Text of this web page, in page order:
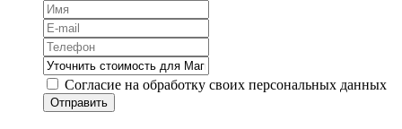
Согласие на обработку своих персональных данных
Отправить